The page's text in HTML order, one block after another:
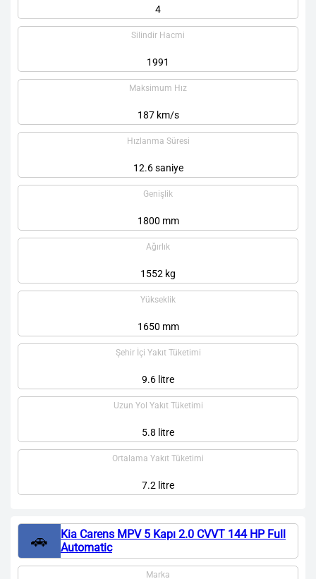
4
Silindir Hacmi
1991
Maksimum Hız
187 km/s
Hızlanma Süresi
12.6 saniye
Genişlik
1800 mm
Ağırlık
1552 kg
Yükseklik
1650 mm
Şehir İçi Yakıt Tüketimi
9.6 litre
Uzun Yol Yakıt Tüketimi
5.8 litre
Ortalama Yakıt Tüketimi
7.2 litre
🚗
Kia Carens MPV 5 Kapı 2.0 CVVT 144 HP Full
Automatic
Marka